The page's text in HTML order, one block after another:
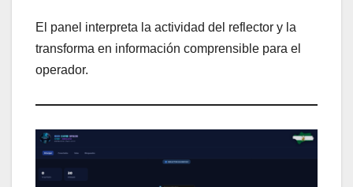
El panel interpreta la actividad del reflector y la
transforma en información comprensible para el
operador.